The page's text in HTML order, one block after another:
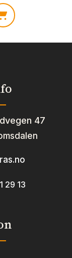
47
29 13